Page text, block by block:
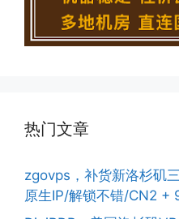
热门文章
zgovps，补货新洛杉矶
原生IP/解锁不错/CN2 +